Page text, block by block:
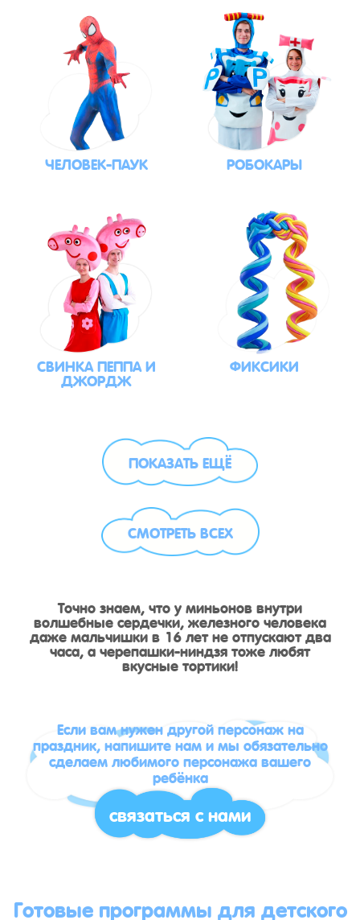
ЧЕЛОВЕК-ПАУК РОБОКАРЫ
СВИНКА ПЕППА И
ДЖОРДЖ ФИКСИКИ
ПОКАЗАТЬ ЕЩЁ
СМОТРЕТЬ ВСЕХ
Точно знаем, что у миньонов внутри
волшебные сердечки, железного человека
даже мальчишки в 16 лет не отпускают два
часа, а черепашки-ниндзя тоже любят
вкусные тортики!
Если вам нужен другой персонаж на
праздник, напишите нам и мы обязательно
сделаем любимого персонажа вашего
ребёнка
связаться с нами
Готовые программы для детского